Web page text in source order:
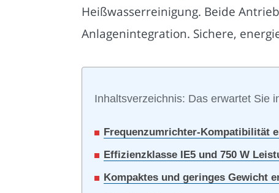
Heißwasserreinigung. Beide
Anlagenintegration. Sichere,
Inhaltsverzeichnis: Das erwartet Sie
Frequenzumrichter-Kompatibilität
Effizienzklasse IE5 und 750 W
Kompaktes und geringes Gewicht